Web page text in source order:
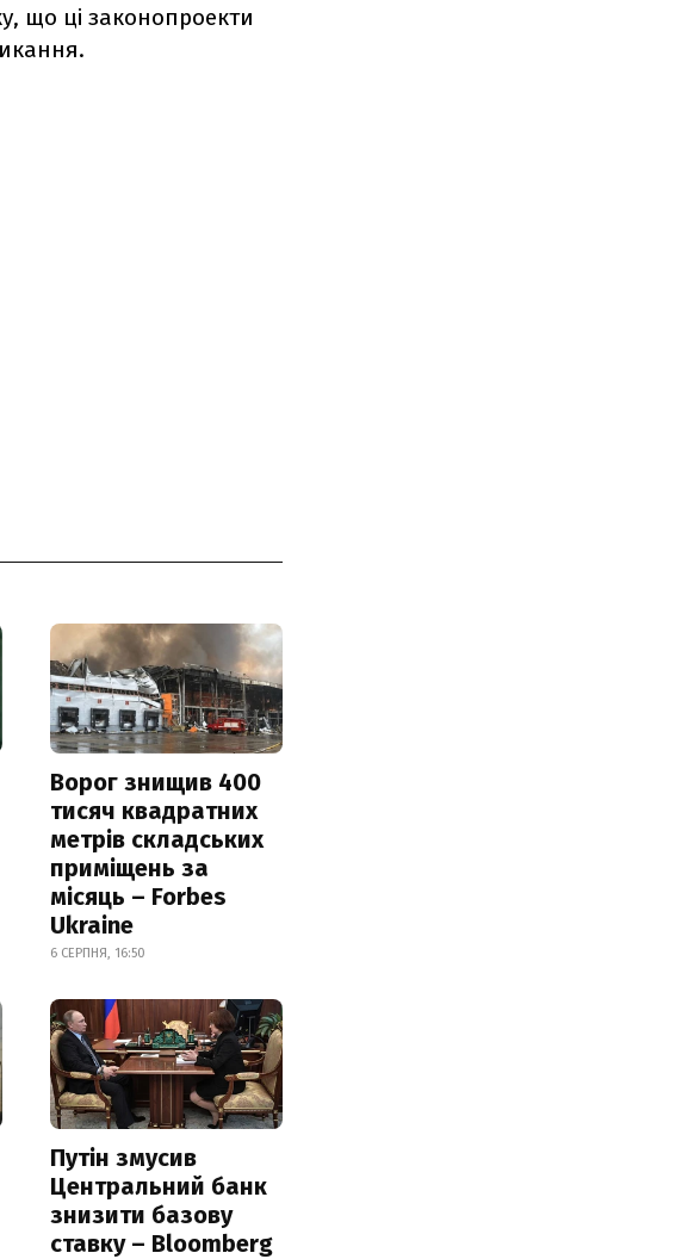
що ці законопроекти
Ворог знищив 400
тисяч квадратних
метрів складських
приміщень за
місяць – Forbes
Ukraine
6 СЕРПНЯ, 16:50
Путін змусив
Центральний банк
знизити базову
ставку – Bloomberg